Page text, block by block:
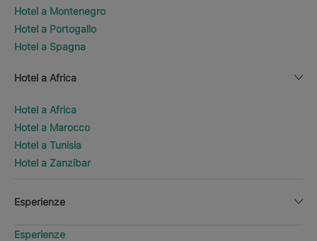
Hotel a Montenegro
Hotel a Portogallo
Hotel a Spagna
Hotel a Africa
Hotel a Africa
Hotel a Marocco
Hotel a Tunisia
Hotel a Zanzibar
Esperienze
Esperienze